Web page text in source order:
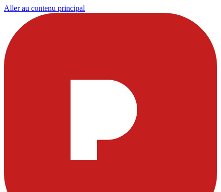
Aller au contenu principal